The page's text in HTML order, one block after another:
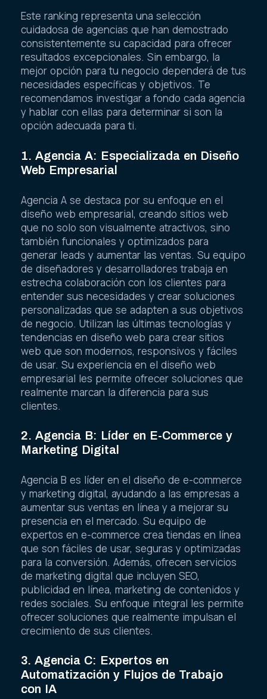
Este ranking representa una selección
cuidadosa de agencias que han demostrado
consistentemente su capacidad para ofrecer
resultados excepcionales. Sin embargo, la
mejor opción para tu negocio dependerá de tus
necesidades específicas y objetivos. Te
recomendamos investigar a fondo cada agencia
y hablar con ellas para determinar si son la
opción adecuada para ti.
1. Agencia A: Especializada en Diseño
Web Empresarial
Agencia A se destaca por su enfoque en el
diseño web empresarial, creando sitios web
que no solo son visualmente atractivos, sino
también funcionales y optimizados para
generar leads y aumentar las ventas. Su equipo
de diseñadores y desarrolladores trabaja en
estrecha colaboración con los clientes para
entender sus necesidades y crear soluciones
personalizadas que se adapten a sus objetivos
de negocio. Utilizan las últimas tecnologías y
tendencias en diseño web para crear sitios
web que son modernos, responsivos y fáciles
de usar. Su experiencia en el diseño web
empresarial les permite ofrecer soluciones que
realmente marcan la diferencia para sus
clientes.
2. Agencia B: Líder en E-Commerce y
Marketing Digital
Agencia B es líder en el diseño de e-commerce
y marketing digital, ayudando a las empresas a
aumentar sus ventas en línea y a mejorar su
presencia en el mercado. Su equipo de
expertos en e-commerce crea tiendas en línea
que son fáciles de usar, seguras y optimizadas
para la conversión. Además, ofrecen servicios
de marketing digital que incluyen SEO,
publicidad en línea, marketing de contenidos y
redes sociales. Su enfoque integral les permite
ofrecer soluciones que realmente impulsan el
crecimiento de sus clientes.
3. Agencia C: Expertos en
Automatización y Flujos de Trabajo
con IA